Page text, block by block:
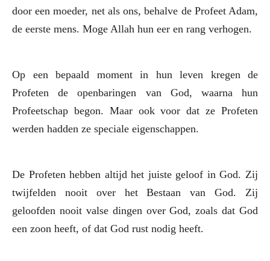
door een moeder, net als ons, behalve de Profeet Adam,
de eerste mens. Moge Allah hun eer en rang verhogen.
Op een bepaald moment in hun leven kregen de
Profeten de openbaringen van God, waarna hun
Profeetschap begon. Maar ook voor dat ze Profeten
werden hadden ze speciale eigenschappen.
De Profeten hebben altijd het juiste geloof in God. Zij
twijfelden nooit over het Bestaan van God. Zij
geloofden nooit valse dingen over God, zoals dat God
een zoon heeft, of dat God rust nodig heeft.